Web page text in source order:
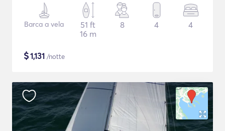
Barca a vela
51 ft
16 m
8 4 4
$1,131 /notte